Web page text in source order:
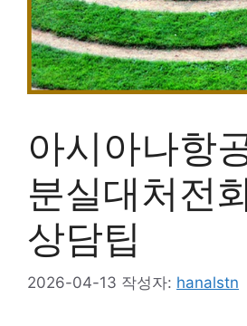
아시아나항
분실대처전
상담팁
2026-04-13 작성자: hanalstn